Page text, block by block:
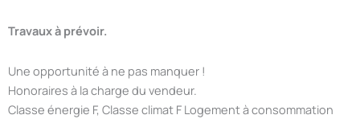
Travaux à prévoir.
Une opportunité à ne pas manquer !
Honoraires à la charge du vendeur.
Classe énergie F, Classe climat F Logement à consommation